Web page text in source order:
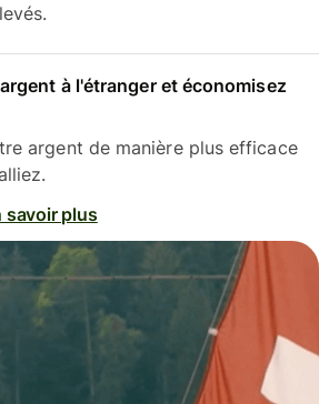
à l'étranger et économisez
argent de manière plus efficace
savoir plus